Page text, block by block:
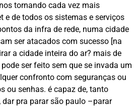
tornando cada vez mais
e de todos os sistemas e serviços
da infra de rede, numa cidade
ser atacados com sucesso [na
a cidade inteira do ar? mais de
ser feito sem que se invada um
confronto com seguranças ou
ou senhas. é capaz de, tanto
pra parar são paulo –parar